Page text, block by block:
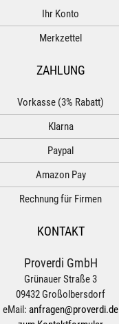
Ihr Konto
Merkzettel
ZAHLUNG
Vorkasse (3% Rabatt)
Klarna
Paypal
Amazon Pay
Rechnung für Firmen
KONTAKT
Proverdi GmbH
Grünauer Straße 3
09432 Großolbersdorf
eMail: anfragen@proverdi.de